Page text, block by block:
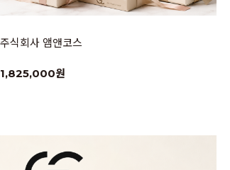
주식회사 앰앤코스
1,825,000원